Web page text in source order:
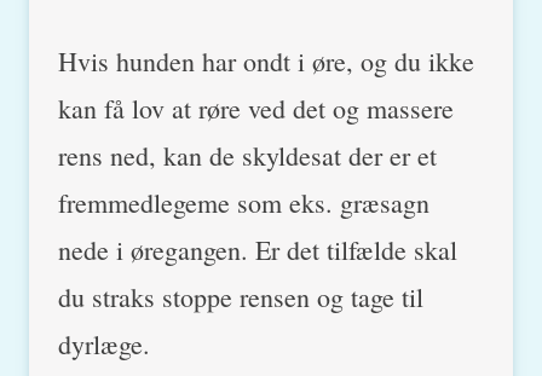
Hvis hunden har ondt i øre, og du ikke
kan få lov at røre ved det og massere
rens ned, kan de skyldesat der er et
fremmedlegeme som eks. græsagn
nede i øregangen. Er det tilfælde skal
du straks stoppe rensen og tage til
dyrlæge.